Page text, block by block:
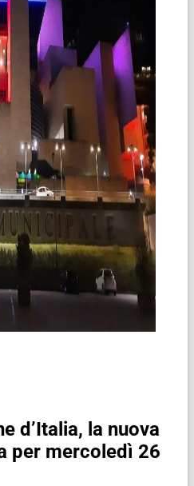
d’Italia, la nuova
per mercoledì 26